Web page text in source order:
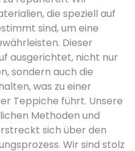
die speziell auf
sind, um eine
Dieser
ausgerichtet, nicht nur
sondern auch die
was zu einer
Teppiche führt. Unsere
Methoden und
sich über den
Wir sind stolz